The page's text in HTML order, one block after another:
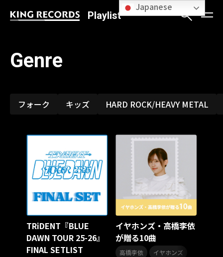
Playlist
Genre
フォーク キッズ HARD ROCK/HEAVY METAL
TRiDENT『BLUE
DAWN TOUR 25-26』
FINAL SETLIST
イヤホンズ・高橋李依
が贈る10曲
高橋李依 イヤホンズ
Japanese